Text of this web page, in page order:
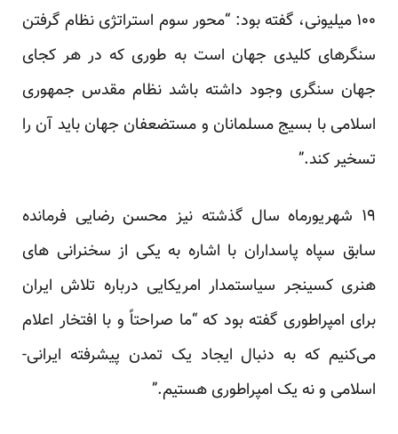
۱۰۰ میلیونی، گفته بود: “محور سوم استراتژی نظام گرفتن
سنگرهای کلیدی جهان است به طوری که در هر کجای
جهان سنگری وجود داشته باشد نظام مقدس جمهوری
اسلامی با بسیج مسلمانان و مستضعفان جهان باید آن را
تسخیر کند.”
۱۹ شهریورماه سال گذشته نیز محسن رضایی فرمانده
سابق سپاه پاسداران با اشاره به یکی از سخنرانی های
هنری کسینجر سیاستمدار امریکایی درباره تلاش ایران
برای امپراطوری گفته بود که “ما صراحتاً و با افتخار اعلام
می‌کنیم که به دنبال ایجاد یک تمدن پیشرفته ایرانی-
اسلامی و نه یک امپراطوری هستیم.”